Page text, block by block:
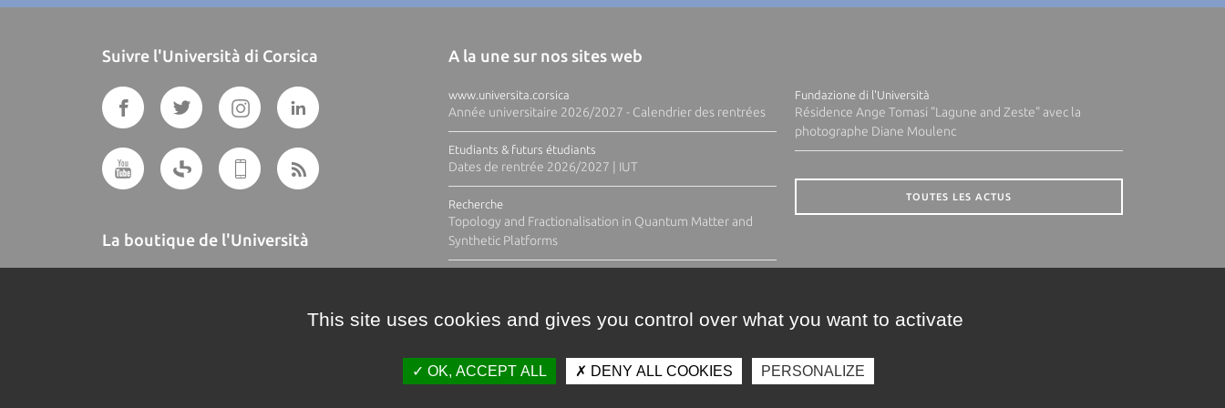
Suivre l'Università di Corsica
La boutique de l'Università
A la une sur nos sites web
www.universita.corsica
Année universitaire 2026/2027 - Calendrier des rentrées
Etudiants & futurs étudiants
Dates de rentrée 2026/2027 | IUT
Recherche
Topology and Fractionalisation in Quantum Matter and
Synthetic Platforms
Fundazione di l'Università
Résidence Ange Tomasi "Lagune and Zeste" avec la
photographe Diane Moulenc
TOUTES LES ACTUS
This site uses cookies and gives you control over what you want to activate
OK, ACCEPT ALL DENY ALL COOKIES PERSONALIZE